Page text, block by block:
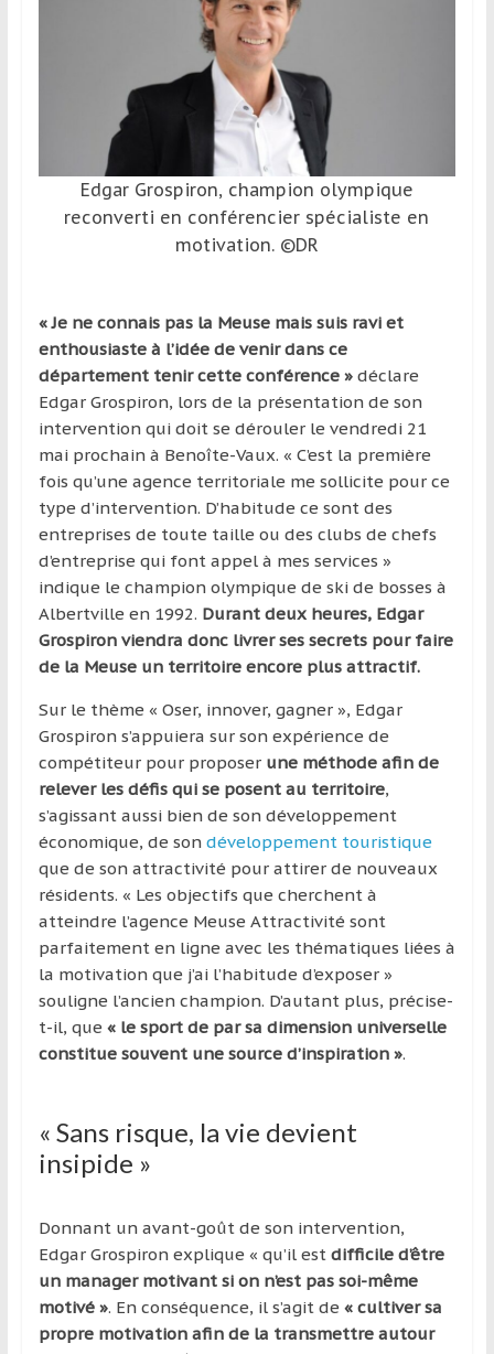
découverte
d’une
région
Edgar Grospiron, champion olympique
reconverti en conférencier spécialiste en
motivation. ©DR
« Je ne connais pas la Meuse mais suis ravi et
enthousiaste à l’idée de venir dans ce
département tenir cette conférence »déclare
Edgar Grospiron, lors de la présentation de son
intervention qui doit se dérouler le vendredi 21
mai prochain à Benoîte-Vaux. « C’est la première
fois qu’une agence territoriale me sollicite pour ce
type d’intervention. D’habitude ce sont des
entreprises de toute taille ou des clubs de chefs
d’entreprise qui font appel à mes services »
indique le champion olympique de ski de bosses à
Albertville en 1992. Durant deux heures, Edgar
Grospiron viendra donc livrer ses secrets pour faire
de la Meuse un territoire encore plus attractif.
Sur le thème « Oser, innover, gagner », Edgar
Grospiron s’appuiera sur son expérience de
compétiteur pour proposer une méthode afin de
relever les défis qui se posent au territoire,
s’agissant aussi bien de son développement
économique, de son développement touristique
que de son attractivité pour attirer de nouveaux
résidents. « Les objectifs que cherchent à
atteindre l’agence Meuse Attractivité sont
parfaitement en ligne avec les thématiques liées à
la motivation que j’ai l’habitude d’exposer »
souligne l’ancien champion. D’autant plus, précise-
t-il, que « le sport de par sa dimension universelle
constitue souvent une source d’inspiration ».
« Sans risque, la vie devient
insipide »
Donnant un avant-goût de son intervention,
Edgar Grospiron explique « qu’il est difficile d’être
un manager motivant si on n’est pas soi-même
motivé ». En conséquence, il s’agit de « cultiver sa
propre motivation afin de la transmettre autour